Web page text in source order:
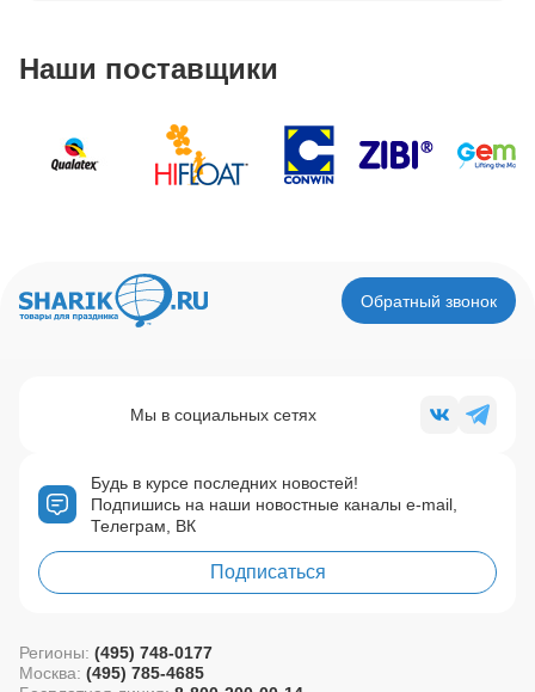
Наши поставщики
Обратный звонок
Будь в курсе последних новостей!
Подпишись на наши новостные каналы e-mail,
Телеграм, ВК
Подписаться
Мы в социальных сетях
Регионы: (495) 748-0177
Москва: (495) 785-4685